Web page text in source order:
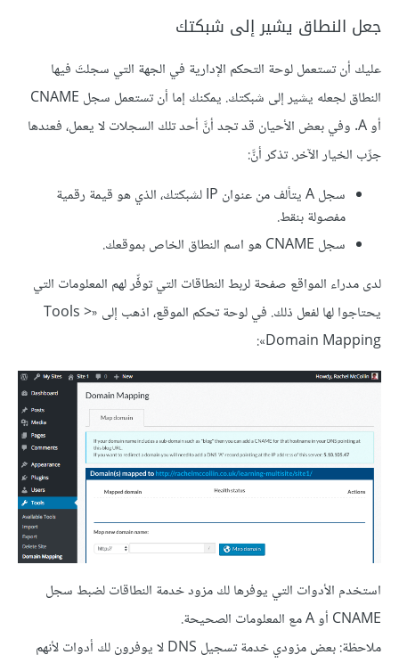
جعل النطاق يشير إلى شبكتك
عليك أن تستعمل لوحة التحكم الإدارية في الجهة التي سجلتَ فيها
النطاق لجعله يشير إلى شبكتك. يمكنك إما أن تستعمل سجل CNAME
أو A. وفي بعض الأحيان قد تجد أنَّ أحد تلك السجلات لا يعمل، فعندها
جرِّب الخيار الآخر. تذكر أنَّ:
سجل A يتألف من عنوان IP لشبكتك، الذي هو قيمة رقمية
مفصولة بنقط.
سجل CNAME هو اسم النطاق الخاص بموقعك.
لدى مدراء المواقع صفحة لربط النطاقات التي توفِّر لهم المعلومات التي
يحتاجوا لها لفعل ذلك. في لوحة تحكم الموقع، اذهب إلى «Tools >
Domain Mapping»:
استخدم الأدوات التي يوفرها لك مزود خدمة النطاقات لضبط سجل
CNAME أو A مع المعلومات الصحيحة.
ملاحظة: بعض مزودي خدمة تسجيل DNS لا يوفرون لك أدوات لأنهم